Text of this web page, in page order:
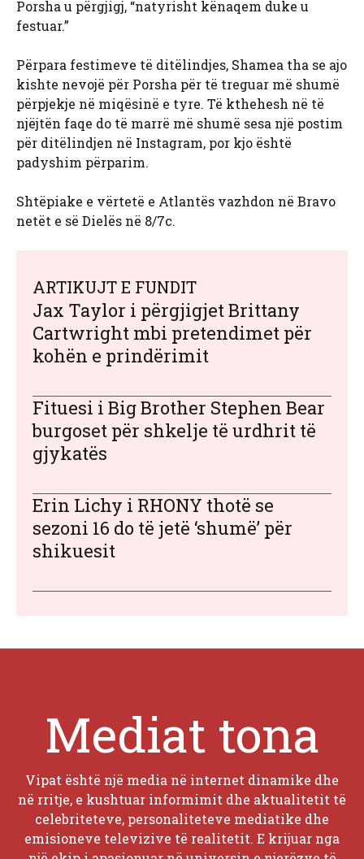
Porsha u përgjigj, “natyrisht kënaqem duke u
festuar.”
Përpara festimeve të ditëlindjes, Shamea tha se ajo
kishte nevojë për Porsha për të treguar më shumë
përpjekje në miqësinë e tyre. Të kthehesh në të
njëjtën faqe do të marrë më shumë sesa një postim
për ditëlindjen në Instagram, por kjo është
padyshim përparim.
Shtëpiake e vërtetë e Atlantës vazhdon në Bravo
netët e së Dielës në 8/7c.
ARTIKUJT E FUNDIT
Jax Taylor i përgjigjet Brittany
Cartwright mbi pretendimet për
kohën e prindërimit
Fituesi i Big Brother Stephen Bear
burgoset për shkelje të urdhrit të
gjykatës
Erin Lichy i RHONY thotë se
sezoni 16 do të jetë ‘shumë’ për
shikuesit
Mediat tona
Vipat është një media në internet dinamike dhe
në rritje, e kushtuar informimit dhe aktualitetit të
celebriteteve, personaliteteve mediatike dhe
emisioneve televizive të realitetit. E krijuar nga